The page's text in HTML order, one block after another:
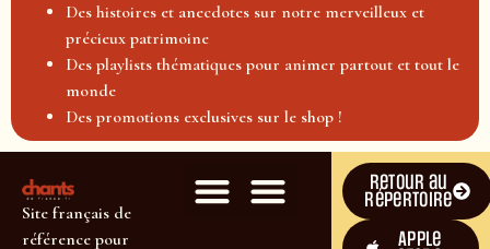
Des histoires et anecdotes sur notre merveilleux et
précieux patrimoine
Des playlists thématiques pour animer partout et tout le
monde
Des promotions exclusives sur le shop !
Site français de
référence pour
Retour au
répertoire
Apple